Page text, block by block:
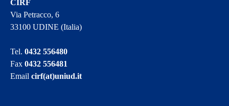
CIRF
Via Petracco, 6
33100 UDINE (Italia)
Tel.0432 556480
Fax0432 556481
Emailcirf(at)uniud.it